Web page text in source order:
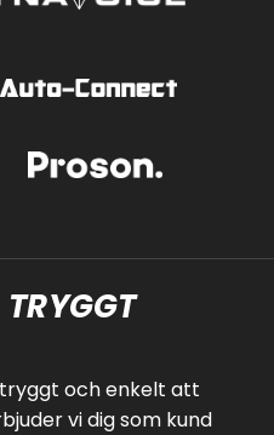
och enkelt att
vi dig som kund